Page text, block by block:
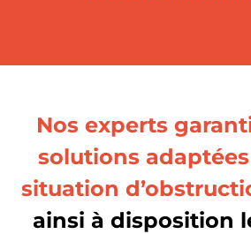
Nos experts
solutions
situation
ainsi à disposition